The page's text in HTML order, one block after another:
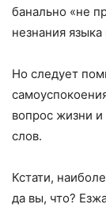
банально «не
незнания
Но следует
вопрос жизни
слов.
Кстати,
да вы, что?